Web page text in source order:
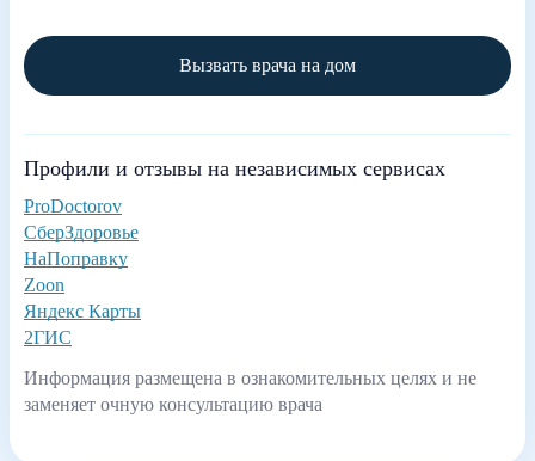
Вызвать врача на дом
Профили и отзывы на независимых сервисах
ProDoctorov
СберЗдоровье
НаПоправку
Zoon
Яндекс Карты
2ГИС
Информация размещена в ознакомительных целях и не
заменяет очную консультацию врача